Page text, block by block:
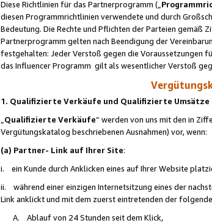
Diese Richtlinien für das Partnerprogramm („
diesen Programmrichtlinien verwendete und durch
Bedeutung. Die Rechte und Pflichten der Parteien
Partnerprogramm gelten nach Beendigung der
festgehalten: Jeder Verstoß gegen die Voraussetzungen
das Influencer Programm gilt als wesentlicher Verstoß
1. Qualifizierte Verkäufe und Qualifizierte Umsätze
Qualifizierte Verkäufe“ werden von uns mit den in
Vergütungskatalog beschriebenen Ausnahmen) vor, wenn:
(a) Partner- Link auf Ihrer Site:
i. ein Kunde durch Anklicken eines auf Ihrer Website
ii. während einer einzigen Internetsitzung eines der
Link anklickt und mit dem zuerst eintretenden der
A. Ablauf von 24 Stunden seit dem Klick,